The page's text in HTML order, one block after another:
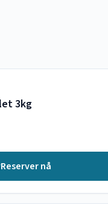
3kg
Reserver nå